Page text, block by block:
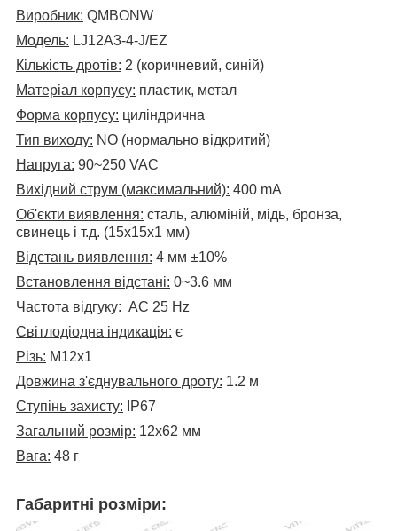
Виробник: QMBONW
Модель: LJ12A3-4-J/EZ
Кількість дротів: 2 (коричневий, синій)
Матеріал корпусу: пластик, метал
Форма корпусу: циліндрична
Тип виходу: NO (нормально відкритий)
Напруга: 90~250 VAC
Вихідний струм (максимальний): 400 mA
Об'єкти виявлення: сталь, алюміній, мідь, бронза,
свинець і т.д. (15х15х1 мм)
Відстань виявлення: 4 мм ±10%
Встановлення відстані: 0~3.6 мм
Частота відгуку: AC 25 Hz
Світлодіодна індикація: є
Різь: М12х1
Довжина з'єднувального дроту: 1.2 м
Ступінь захисту: IP67
Загальний розмір: 12х62 мм
Вага: 48 г
Габаритні розміри: